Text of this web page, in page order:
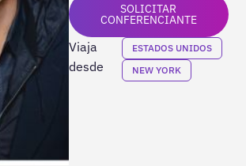
SOLICITAR
CONFERENCIANTE
Viaja
desde
ESTADOS UNIDOS
NEW YORK